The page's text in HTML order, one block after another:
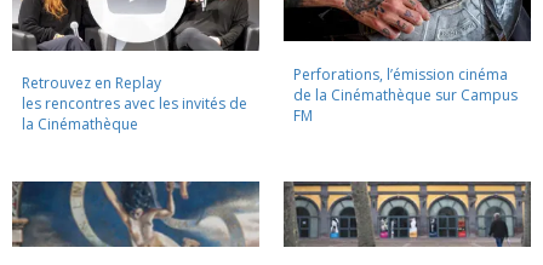
Retrouvez en Replay
les rencontres avec les invités de
la Cinémathèque
Perforations, l’émission cinéma
de la Cinémathèque sur Campus
FM